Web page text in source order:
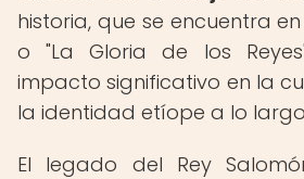
historia, que se encuentra
o "La Gloria de los
impacto significativo en la
la identidad etíope a lo
El legado del Rey